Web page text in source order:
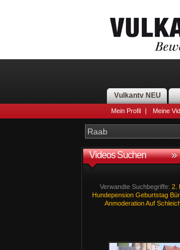
Vulkantv NEU
Mein Profil | Meine
Videos Suchen
Verwandte Suchbegriffe: 2.
Hundepension Geburtstag
AnmoderationAuf